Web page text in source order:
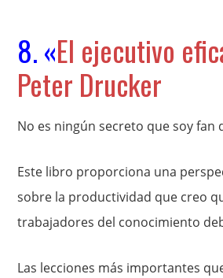
8. «El ejecutivo
Peter Drucker
No es ningún secreto que soy fan
Este libro proporciona una
sobre la productividad que creo
trabajadores del conocimiento
Las lecciones más importantes